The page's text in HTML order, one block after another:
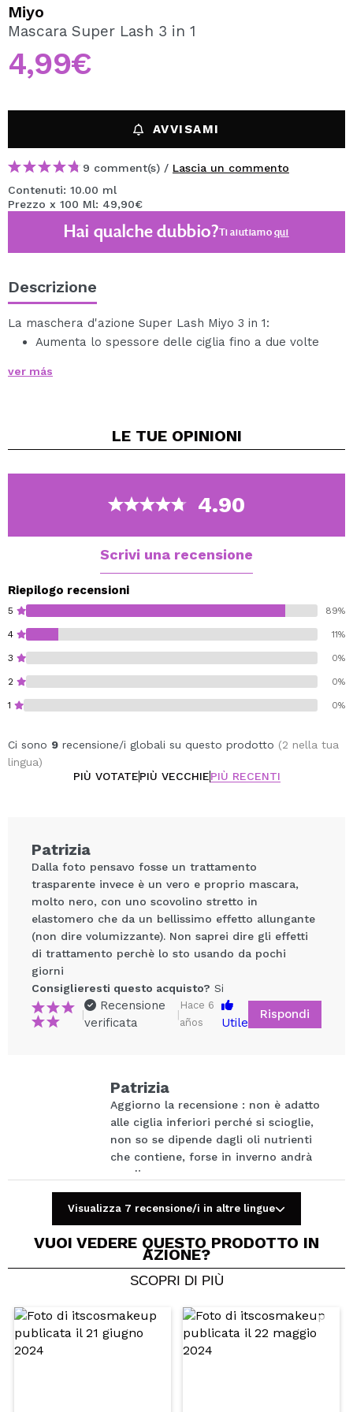
Creando un account su Maquibeauty.it potrai fare i tuoi
acquisti velocemente, controllare lo stato dei tuoi ordini e
consultare le tue operazioni precedenti.
CREARE UN ACCOUNT
Miyo
Mascara Super Lash 3 in 1
4,99€
AVVISAMI
9 comment(s) / Lascia un commento
Contenuti: 10.00 ml
Prezzo x 100 Ml: 49,90€
Hai qualche dubbio?Ti aiutiamoqui
Descrizione
La maschera d'azione Super Lash Miyo 3 in 1:
Aumenta lo spessore delle ciglia fino a due volte
spazzola in silicone e senza formare grumi
ver más
LE TUE OPINIONI
4.90
Scrivi una recensione
Riepilogo recensioni
5 89%
4 11%
3 0%
2 0%
1 0%
Ci sono 9 recensione/i globali su questo prodotto (2 nella tua
lingua)
PIÙ VOTATEPIÙ VECCHIEPIÙ RECENTI
Condividi un video o una foto
Il tuo video potrebbe essere il primo. Immaginalo...
INVIA
Patrizia
Dalla foto pensavo fosse un trattamento
trasparente invece è un vero e proprio mascara,
molto nero, con uno scovolino stretto in
elastomero che da un bellissimo effetto allungante
(non dire volumizzante). Non saprei dire gli effetti
di trattamento perchè lo sto usando da pochi
giorni
Consiglieresti questo acquisto? Si
|
Recensione
verificata
|
Hace 6
años
Utile
Rispondi
Patrizia
Aggiorno la recensione : non è adatto
alle ciglia inferiori perché si scioglie,
non so se dipende dagli oli nutrienti
che contiene, forse in inverno andrà
meglio
Consiglieresti questo acquisto?Si
|Recensione
verificata
| 6
años
Utile
Rispondi
Visualizza 7 recensione/i in altre lingue
VUOI VEDERE QUESTO PRODOTTO IN
AZIONE?
SCOPRI DI PIÙ